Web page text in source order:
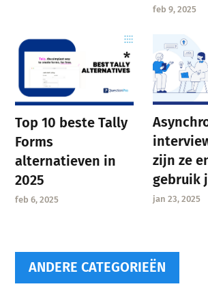
feb 9, 2025
Top 10 beste Tally
Forms
alternatieven in
2025
feb 6, 2025
zijn ze
gebruik
jan 23, 2025
ANDERE CATEGORIEËN